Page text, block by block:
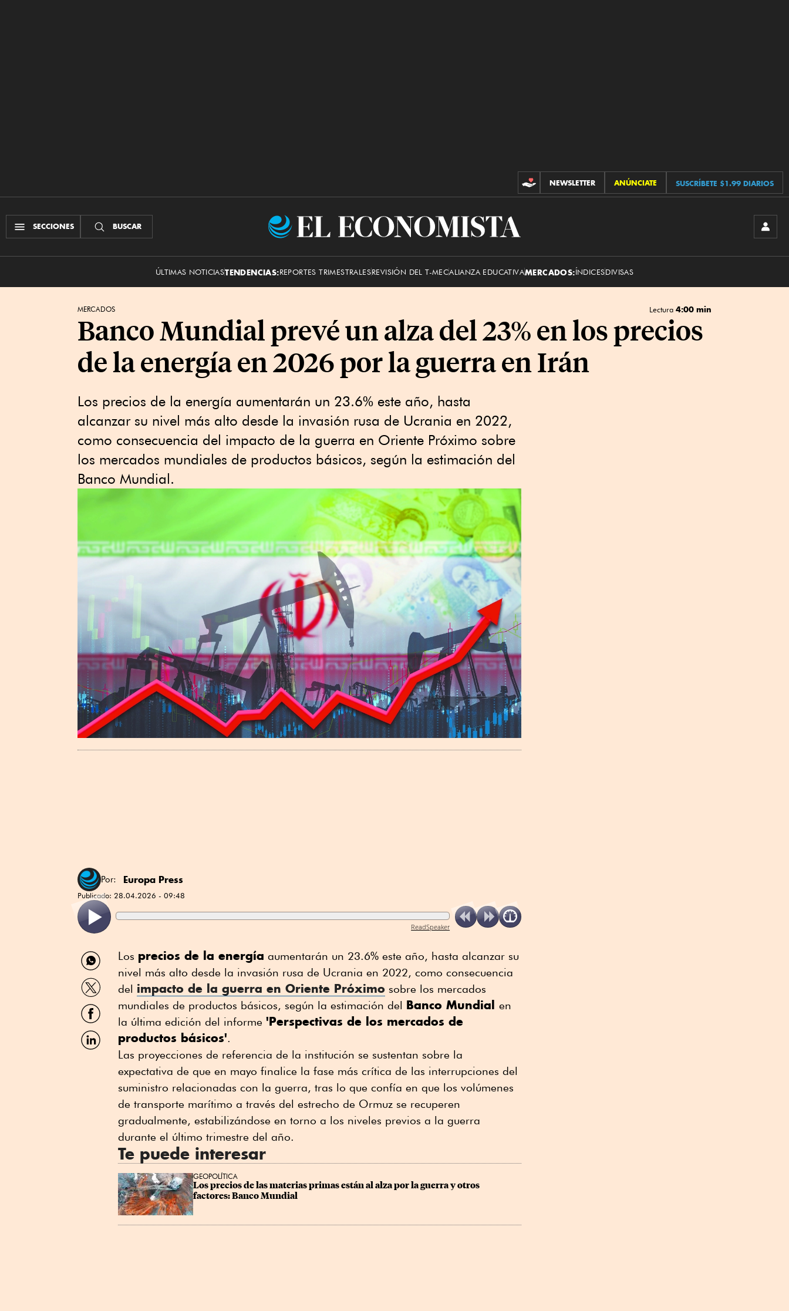
CONTRIBUCIONES
NEWSLETTER ANÚNCIATE SUSCRÍBETE $1.99 DIARIOS
SECCIONES BUSCAR
El
ÚLTIMAS NOTICIASTENDENCIAS:REPORTES TRIMESTRALESREVISIÓN DEL T-MECALIANZA EDUCATIVAMERCADOS:ÍNDICESDIVISAS
MERCADOS Lectura 4:00 min
Banco Mundial prevé un alza del 23% en los precios
de la energía en 2026 por la guerra en Irán
Los precios de la energía aumentarán un 23.6% este año, hasta
alcanzar su nivel más alto desde la invasión rusa de Ucrania en 2022,
como consecuencia del impacto de la guerra en Oriente Próximo sobre
los mercados mundiales de productos básicos, según la estimación del
Banco Mundial.
Por: Europa Press
Publicado: 28.04.2026 - 09:48
ReadSpeaker
Compartir
por
WhatsApp
Compartir
por
Twitter
Compartir
por
Facebook
Compartir
por
Los precios de la energía aumentarán un 23.6% este año, hasta alcanzar su
nivel más alto desde la invasión rusa de Ucrania en 2022, como consecuencia
del impacto de la guerra en Oriente Próximo sobre los mercados
mundiales de productos básicos, según la estimación del Banco Mundial en
la última edición del informe 'Perspectivas de los mercados de
productos básicos'.
Las proyecciones de referencia de la institución se sustentan sobre la
expectativa de que en mayo finalice la fase más crítica de las interrupciones del
suministro relacionadas con la guerra, tras lo que confía en que los volúmenes
de transporte marítimo a través del estrecho de Ormuz se recuperen
gradualmente, estabilizándose en torno a los niveles previos a la guerra
durante el último trimestre del año.
Te puede interesar
GEOPOLÍTICA
Los precios de las materias primas están al alza por la guerra y otros
factores: Banco Mundial